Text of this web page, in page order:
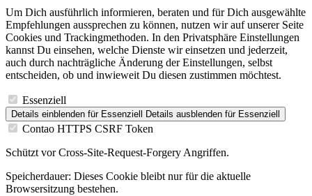
Um Dich ausführlich informieren, beraten und für Dich ausgewählte
Empfehlungen aussprechen zu können, nutzen wir auf unserer Seite
Cookies und Trackingmethoden. In den Privatsphäre Einstellungen
kannst Du einsehen, welche Dienste wir einsetzen und jederzeit,
auch durch nachträgliche Änderung der Einstellungen, selbst
entscheiden, ob und inwieweit Du diesen zustimmen möchtest.
Essenziell
Details einblenden für Essenziell Details ausblenden für Essenziell
Contao HTTPS CSRF Token
Schützt vor Cross-Site-Request-Forgery Angriffen.
Speicherdauer: Dieses Cookie bleibt nur für die aktuelle
Browsersitzung bestehen.